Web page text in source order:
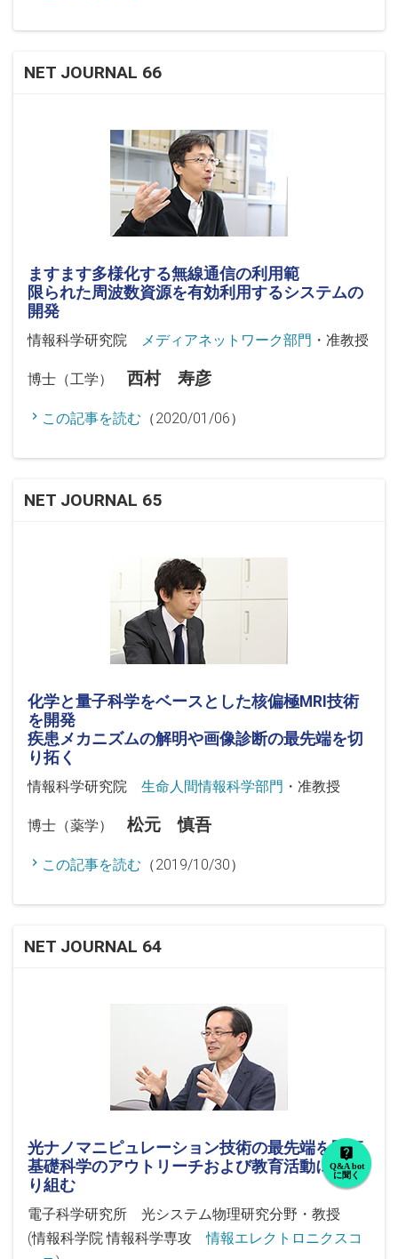
NET JOURNAL 66
ますます多様化する無線通信の利用範
限られた周波数資源を有効利用するシステムの
開発
情報科学研究院 メディアネットワーク部門 ・准教授
博士（工学） 西村 寿彦
この記事を読む （2020/01/06）
NET JOURNAL 65
化学と量子科学をベースとした核偏極MRI技術
を開発
疾患メカニズムの解明や画像診断の最先端を切
り拓く
情報科学研究院 生命人間情報科学部門 ・准教授
博士（薬学） 松元 慎吾
この記事を読む （2019/10/30）
NET JOURNAL 64
光ナノマニピュレーション技術の最先端を開拓
基礎科学のアウトリーチおよび教育活動にも取
り組む
電子科学研究所 光システム物理研究分野・教授
(情報科学院 情報科学専攻情報エレクトロニクスコ
live_help
Q&A bot
に聞く